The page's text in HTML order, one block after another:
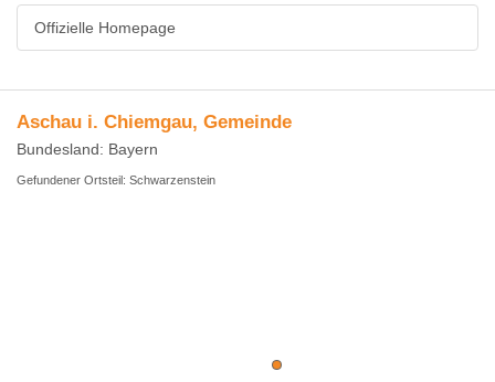
Offizielle Homepage
Aschau i. Chiemgau, Gemeinde
Bundesland: Bayern
Gefundener Ortsteil: Schwarzenstein